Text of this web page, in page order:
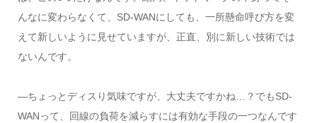
んなに変わらなくて、SD-WANにしても、一所懸命呼び方を変
えて新しいように見せていますが、正直、別に新しい技術では
ないんです。
―ちょっとディスり気味ですが、大丈夫ですかね…？でもSD-
WANって、回線の負荷を減らすには有効な手段の一つなんです